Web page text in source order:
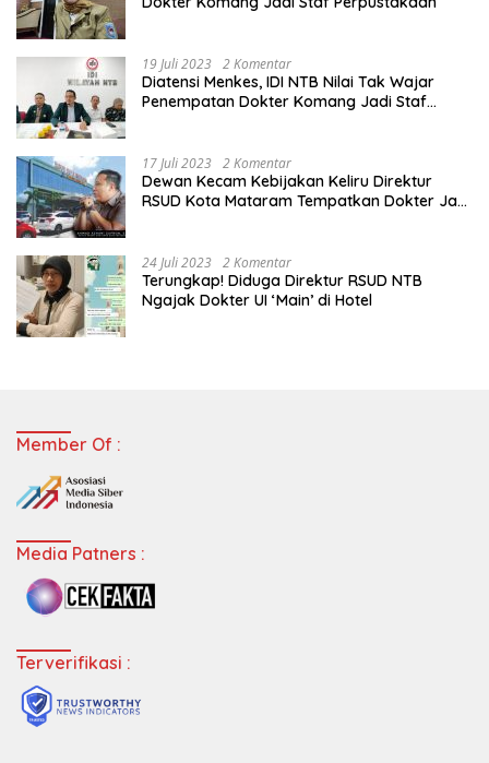
19 Juli 2023 2 Komentar
Diatensi Menkes, IDI NTB Nilai Tak Wajar
Penempatan Dokter Komang Jadi Staf
17 Juli 2023 2 Komentar
Dewan Kecam Kebijakan Keliru Direktur
RSUD Kota Mataram Tempatkan Dokter Jadi
24 Juli 2023 2 Komentar
Terungkap! Diduga Direktur RSUD NTB
Ngajak Dokter UI ‘Main’ di Hotel
Member Of :
Media Patners :
Terverifikasi :